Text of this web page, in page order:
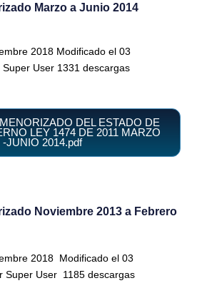
Marzo a Junio 2014
2018 Modificado el 03
User 1331 descargas
DEL ESTADO DE
LEY 1474 DE 2011 MARZO
-JUNIO 2014.pdf
Noviembre 2013 a Febrero
2018 Modificado el 03
Super User 1185 descargas